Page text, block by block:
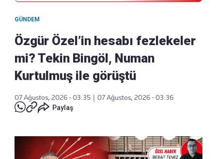
GÜNDEM
Özgür Özel’in hesabı fezlekeler
mi? Tekin Bingöl, Numan
Kurtulmuş ile görüştü
07 Ağustos, 2026 - 03:35
07 Ağustos, 2026 - 03:36
Paylaş